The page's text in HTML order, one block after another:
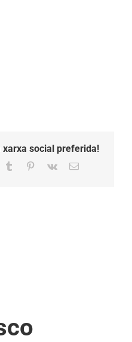
social preferida!
Tumblr Pinterest
Vk Email: